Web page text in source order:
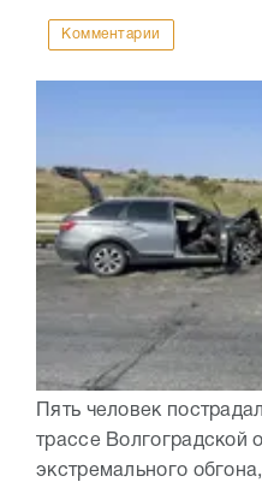
Комментарии
Пять человек
трассе Волгоградской
экстремального